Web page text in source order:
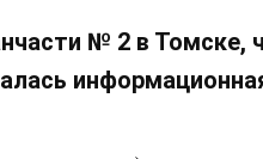
№ 2 в Томске,